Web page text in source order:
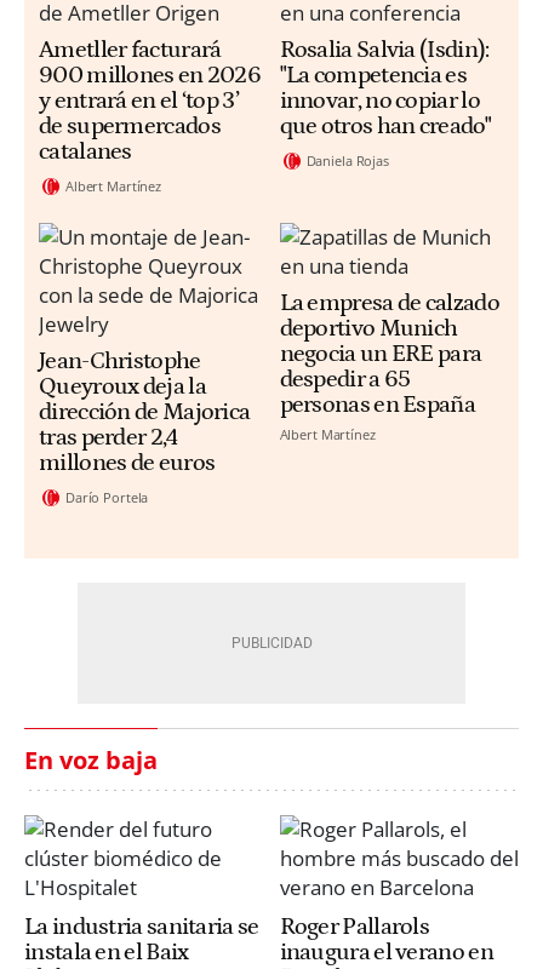
Ametller facturará
900 millones en 2026
y entrará en el ‘top 3’
de supermercados
catalanes
Albert Martínez
Rosalia Salvia (Isdin):
"La competencia es
innovar, no copiar lo
que otros han creado"
Daniela Rojas
Jean-Christophe
Queyroux deja la
dirección de Majorica
tras perder 2,4
millones de euros
Darío Portela
La empresa de calzado
deportivo Munich
negocia un ERE para
despedir a 65
personas en España
Albert Martínez
En voz baja
La industria sanitaria se
instala en el Baix
Roger Pallarols
inaugura el verano en